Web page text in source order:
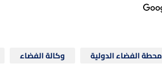
محطة الفضاء الدولية وكالة الفضاء